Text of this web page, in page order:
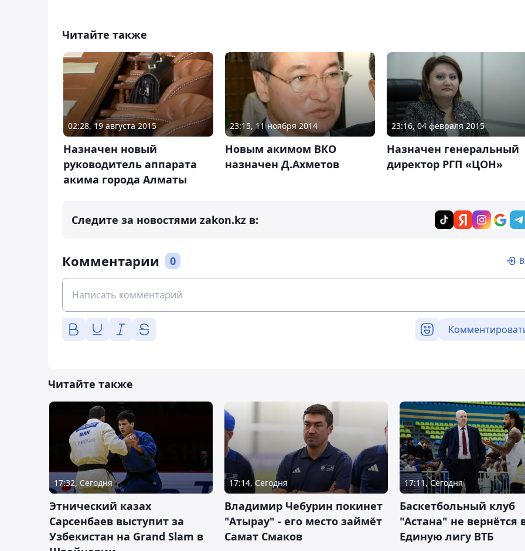
Читайте также
02:28, 19 августа 2015
Назначен новый
руководитель аппарата
акима города Алматы
23:15, 11 ноября 2014
Новым акимом ВКО
назначен Д.Ахметов
23:16, 04 февраля 2015
Назначен генеральный
директор РГП «ЦОН»
Следите за новостями zakon.kz в:
Комментарии 0
Читайте также
17:32, Сегодня
Этнический казах
Сарсенбаев выступит за
Узбекистан на Grand Slam в
17:14, Сегодня
Владимир Чебурин покинет
"Атырау" - его место займёт
Самат Смаков
17:11, Сегодня
Баскетбольный клуб
"Астана" не вернётся
Единую лигу ВТБ